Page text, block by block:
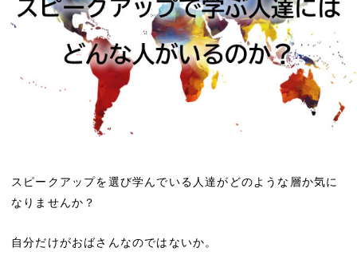
スピークアップを選び学んでいる人達がどのような層か気に
なりませんか？
自分だけがおばさんなのではないか。